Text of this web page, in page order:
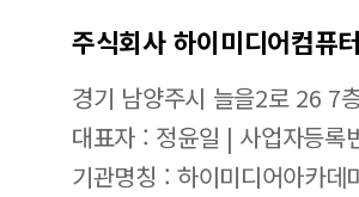
주식회사 하이미디어컴퓨
경기 남양주시 늘을2로 26 7
대표자 : 정윤일 | 사업자등
기관명칭 : 하이미디어아카데